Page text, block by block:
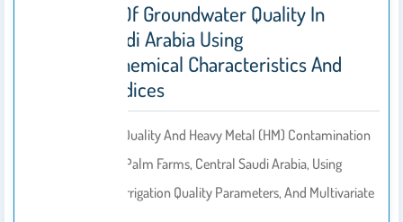
Evaluation Of Groundwater Quality In
Central Saudi Arabia Using
Hydrogeochemical Characteristics And
Pollution Indices
The Groundwater Quality And Heavy Metal (HM) Contamination
Were Evaluated In Palm Farms, Central Saudi Arabia, Using
Pollution Indices, Irrigation Quality Parameters, And Multivariate